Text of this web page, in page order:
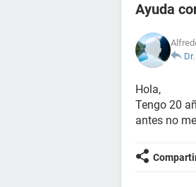
Ayuda
Hola,
Tengo 20
antes no